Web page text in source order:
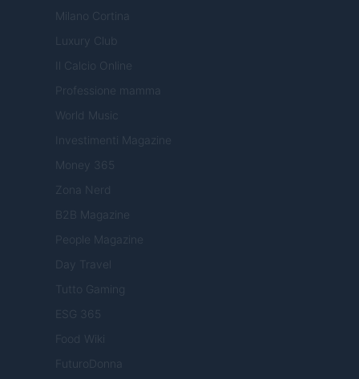
Milano Cortina
Luxury Club
Il Calcio Online
Professione mamma
World Music
Investimenti Magazine
Money 365
Zona Nerd
B2B Magazine
People Magazine
Day Travel
Tutto Gaming
ESG 365
Food Wiki
FuturoDonna